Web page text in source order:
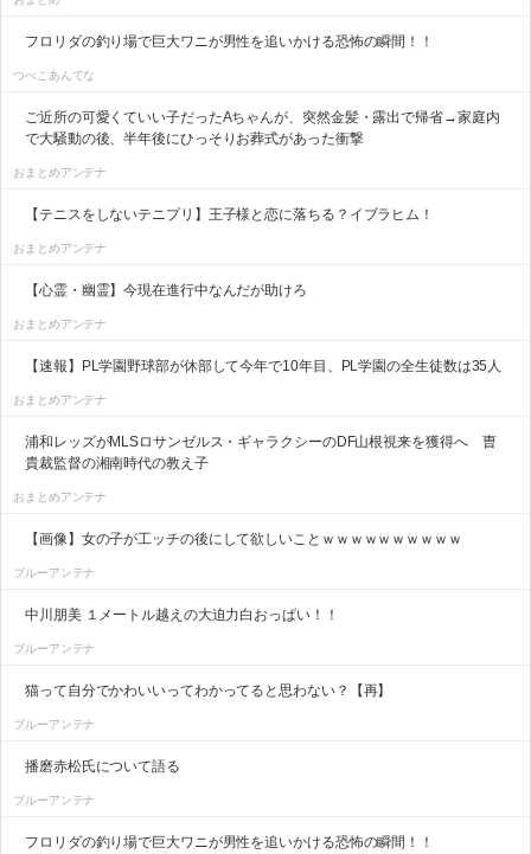
フロリダの釣り場で巨大ワニが男性を追いかける恐怖の瞬間！！
つべこあんてな
ご近所の可愛くていい子だったAちゃんが、突然金髪・露出で帰省→家庭内
で大騒動の後、半年後にひっそりお葬式があった衝撃
おまとめアンテナ
【テニスをしないテニプリ】王子様と恋に落ちる？イブラヒム！
おまとめアンテナ
【心霊・幽霊】今現在進行中なんだが助けろ
おまとめアンテナ
【速報】PL学園野球部が休部して今年で10年目、PL学園の全生徒数は35人
おまとめアンテナ
浦和レッズがMLSロサンゼルス・ギャラクシーのDF山根視来を獲得へ 曺
貴裁監督の湘南時代の教え子
おまとめアンテナ
【画像】女の子が工ッチの後にして欲しいことｗｗｗｗｗｗｗｗｗｗ
ブルーアンテナ
中川朋美 １メートル越えの大迫力白おっぱい！！
ブルーアンテナ
猫って自分でかわいいってわかってると思わない？【再】
ブルーアンテナ
播磨赤松氏について語る
ブルーアンテナ
フロリダの釣り場で巨大ワニが男性を追いかける恐怖の瞬間！！